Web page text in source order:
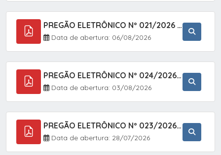
PREGÃO ELETRÔNICO Nº 021/2026 - AQUISIÇÃO DE CONTENTORES E CARRINHOS, DESTINADOS A COLETIVA E MANEJO DE RESÍDUOS SÓLIDOS, ATRAVÉS DO SISTEMA DE REGISTRO DE PREÇOS (SRP)
Data de abertura: 06/08/2026
PREGÃO ELETRÔNICO Nº 024/2026 - AQUISIÇÃO DE GÁS MEDICINAL TIPO OXIGÊNIO (1,00 M3, 3,00 M3 E 10,00 M3), EM ATENDIMENTO À SECRETARIA MUNICIPAL DE SAÚDE, ATRAVÉS DO SISTEMA DE REGISTRO DE PREÇOS (SRP)
Data de abertura: 03/08/2026
PREGÃO ELETRÔNICO Nº 023/2026 - AQUISIÇÃO DE ENXOVAL INFANTIL, EM ATENDIMENTO À SECRETARIA MUNICIPAL DE EDUCAÇÃO, ATRAVÉS DO SISTEMA DE REGISTRO DE PREÇOS (SRP).
Data de abertura: 28/07/2026